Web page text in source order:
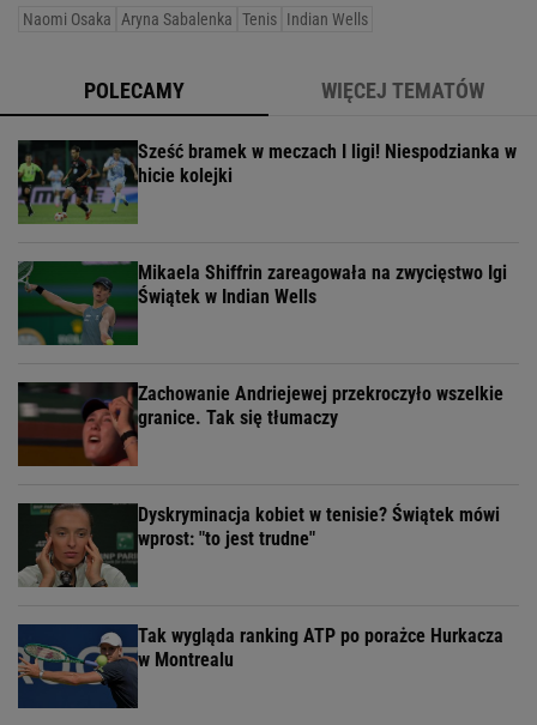
Naomi Osaka Aryna Sabalenka Tenis Indian Wells
POLECAMY WIĘCEJ TEMATÓW
Sześć bramek w meczach I ligi! Niespodzianka w
hicie kolejki
Mikaela Shiffrin zareagowała na zwycięstwo Igi
Świątek w Indian Wells
Zachowanie Andriejewej przekroczyło wszelkie
granice. Tak się tłumaczy
Dyskryminacja kobiet w tenisie? Świątek mówi
wprost: "to jest trudne"
Tak wygląda ranking ATP po porażce Hurkacza
w Montrealu